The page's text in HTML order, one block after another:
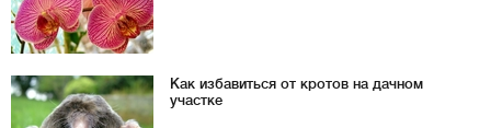
Как избавиться от кротов на дачном
участке